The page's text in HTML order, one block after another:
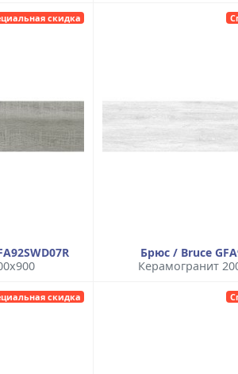
скидка
Брюс / Bruce
Керамогранит
скидка